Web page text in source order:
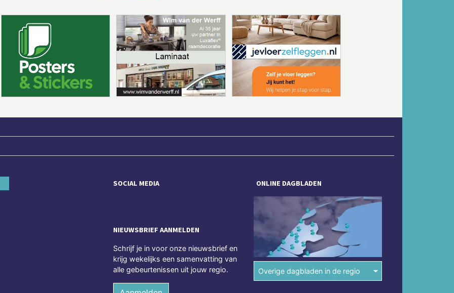
SOCIAL MEDIA
NIEUWSBRIEF AANMELDEN
Schrijf je in voor onze nieuwsbrief en
krijg wekelijks een samenvatting van
alle gebeurtenissen uit jouw regio.
ONLINE DAGBLADEN
Overige dagbladen in de regio